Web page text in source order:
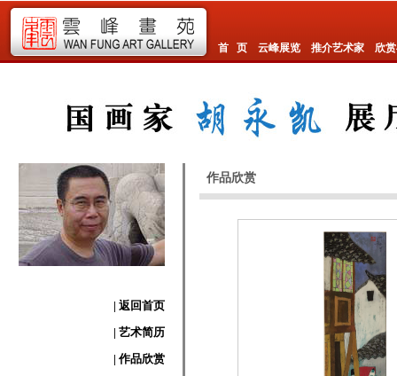
首 页 云峰展览 推介艺术家 欣
| 返回首页
| 艺术简历
| 作品欣赏
作品欣赏